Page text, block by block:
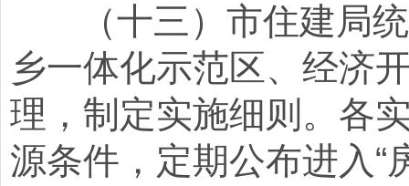
（十三）市住建局统
乡一体化示范区、经济
理，制定实施细则。各
源条件，定期公布进入“